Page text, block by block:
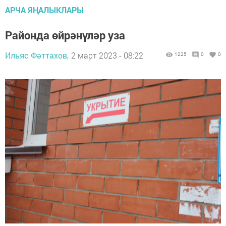
АРЧА ЯҢАЛЫКЛАРЫ
Районда өйрәнүләр уза
Ильяс Фәттахов, 2 март 2023 - 08:22 1225 0 0